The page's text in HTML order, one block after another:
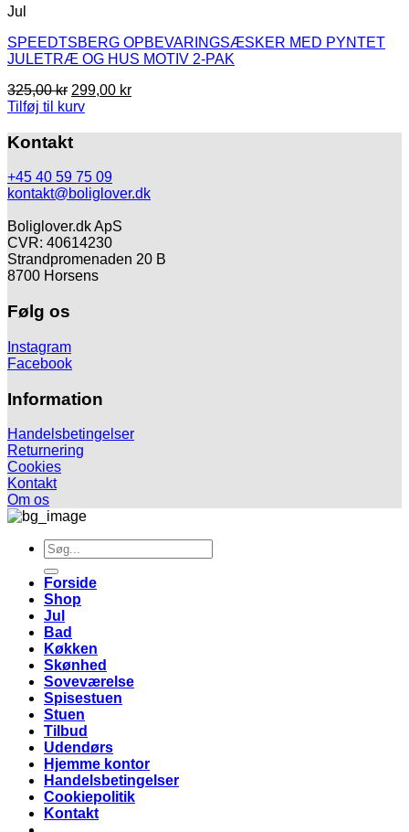
Jul
SPEEDTSBERG OPBEVARINGSÆSKER MED PYNTET
JULETRÆ OG HUS MOTIV 2-PAK
325,00kr Den
oprindelige
var:
299,00 krDen
Tilføj til kurv
Kontakt
+45 40 59 75 09
kontakt@boliglover.dk
Boliglover.dk ApS
CVR: 40614230
Strandpromenaden 20 B
8700 Horsens
Følg os
Instagram
Facebook
Information
Handelsbetingelser
Returnering
Cookies
Kontakt
Om os
Søg
efter:
Forside
Shop
Jul
Bad
Køkken
Skønhed
Soveværelse
Spisestuen
Stuen
Tilbud
Udendørs
Hjemme kontor
Handelsbetingelser
Cookiepolitik
Kontakt